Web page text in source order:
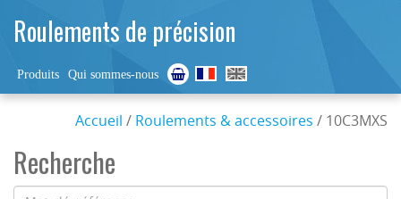
Roulements de précision
Produits Qui sommes-nous
Accueil / Roulements & accessoires / 10C3MXS
Recherche